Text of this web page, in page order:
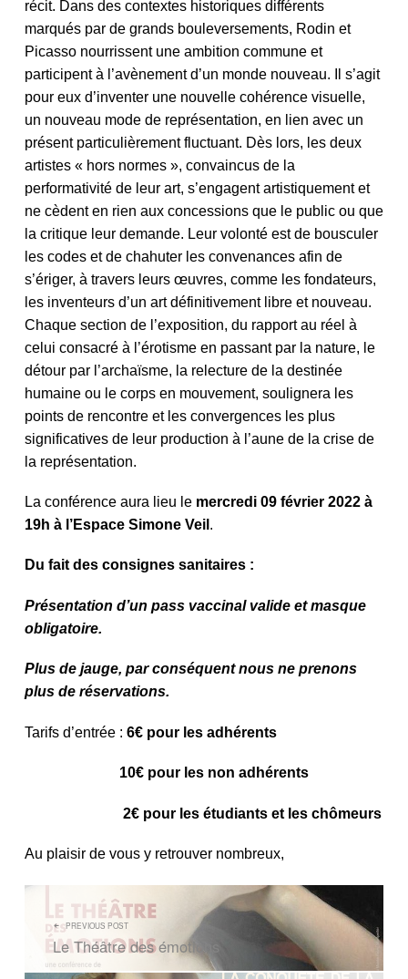
récit. Dans des contextes historiques différents
marqués par de grands bouleversements, Rodin et
Picasso nourrissent une ambition commune et
participent à l’avènement d’un monde nouveau. Il s’agit
pour eux d’inventer une nouvelle cohérence visuelle,
un nouveau mode de représentation, en lien avec un
présent particulièrement fluctuant. Dès lors, les deux
artistes « hors normes », convaincus de la
performativité de leur art, s’engagent artistiquement et
ne cèdent en rien aux concessions que le public ou que
la critique leur demande. Leur volonté est de bousculer
les codes et de chahuter les convenances afin de
s’ériger, à travers leurs œuvres, comme les fondateurs,
les inventeurs d’un art définitivement libre et nouveau.
Chaque section de l’exposition, du rapport au réel à
celui consacré à l’érotisme en passant par la nature, le
détour par l’archaïsme, la relecture de la destinée
humaine ou le corps en mouvement, soulignera les
points de rencontre et les convergences les plus
significatives de leur production à l’aune de la crise de
la représentation.
La conférence aura lieu le mercredi 09 février 2022 à
19h à l’Espace Simone Veil .
Du fait des consignes sanitaires :
Présentation d’un pass vaccinal valide et masque
obligatoire.
Plus de jauge, par conséquent nous ne prenons
plus de réservations.
Tarifs d’entrée : 6€ pour les adhérents
10€ pour les non adhérents
2€ pour les étudiants et les chômeurs
Au plaisir de vous y retrouver nombreux,
NAVIGATION DE L’ARTICLE
PREVIOUS POST
Le Théâtre des émotions